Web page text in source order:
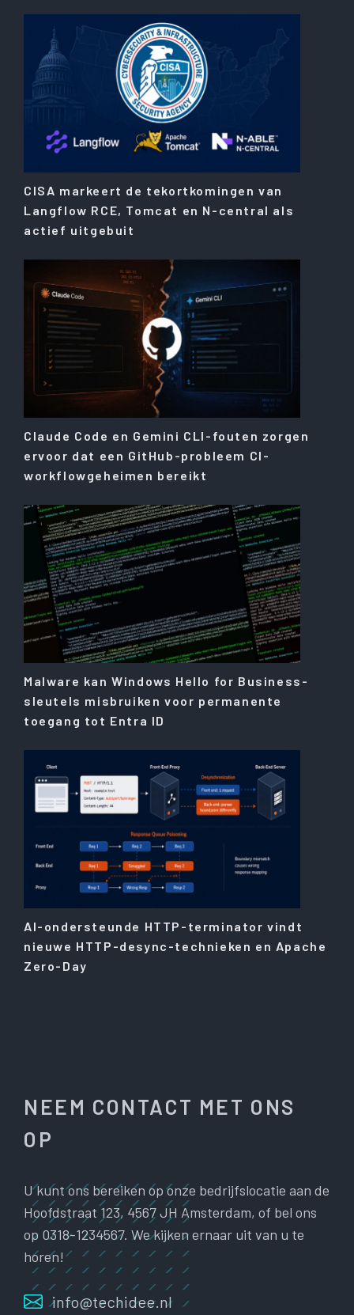
CISA markeert de tekortkomingen van
Langflow RCE, Tomcat en N-central als
actief uitgebuit
Claude Code en Gemini CLI-fouten zorgen
ervoor dat een GitHub-probleem CI-
workflowgeheimen bereikt
Malware kan Windows Hello for Business-
sleutels misbruiken voor permanente
toegang tot Entra ID
AI-ondersteunde HTTP-terminator vindt
nieuwe HTTP-desync-technieken en Apache
Zero-Day
NEEM CONTACT MET ONS
OP
U kunt ons bereiken op onze bedrijfslocatie aan de
Hoofdstraat 123, 4567 JH Amsterdam, of bel ons
op 0318-1234567. We kijken ernaar uit van u te
horen!
info@techidee.nl